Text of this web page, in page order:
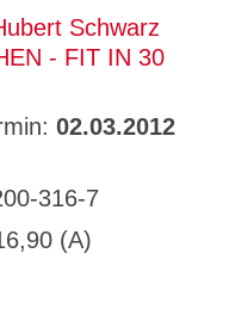
Schwarz
- FIT IN 30
02.03.2012
316-7
(A)